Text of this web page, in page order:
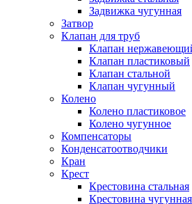
Задвижка чугунная
Затвор
Клапан для труб
Клапан
Клапан пластиковый
Клапан стальной
Клапан чугунный
Колено
Колено пластиковое
Колено чугунное
Компенсаторы
Конденсатоотводчики
Кран
Крест
Крестовина стальная
Крестовина чугунная